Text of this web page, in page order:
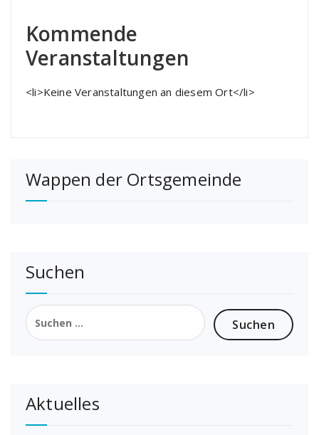
Kommende
Veranstaltungen
<li>Keine Veranstaltungen an diesem Ort</li>
Wappen der Ortsgemeinde
Suchen
Suchen
nach:
Aktuelles